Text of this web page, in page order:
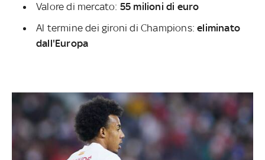
Valore di mercato: 55 milioni di euro
Al termine dei gironi di Champions:eliminato
dall'Europa